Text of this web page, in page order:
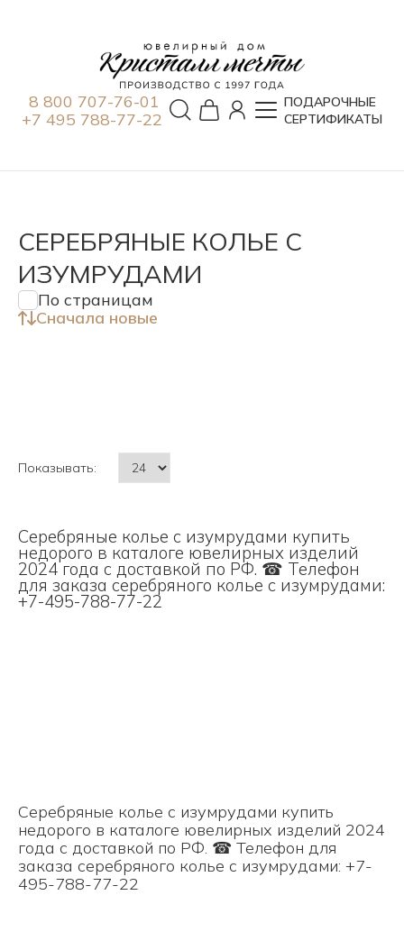
8 800 707-76-01
+7 495 788-77-22
ПОДАРОЧНЫЕ
СЕРТИФИКАТЫ
СЕРЕБРЯНЫЕ КОЛЬЕ С
ИЗУМРУДАМИ
По страницам
Сначала новые
Показывать:
Серебряные колье с изумрудами купить
недорого в каталоге ювелирных изделий
2024 года с доставкой по РФ. ☎ Телефон
для заказа серебряного колье с изумрудами:
+7-495-788-77-22
Серебряные колье с изумрудами купить
недорого в каталоге ювелирных изделий 2024
года с доставкой по РФ. ☎ Телефон для
заказа серебряного колье с изумрудами: +7-
495-788-77-22